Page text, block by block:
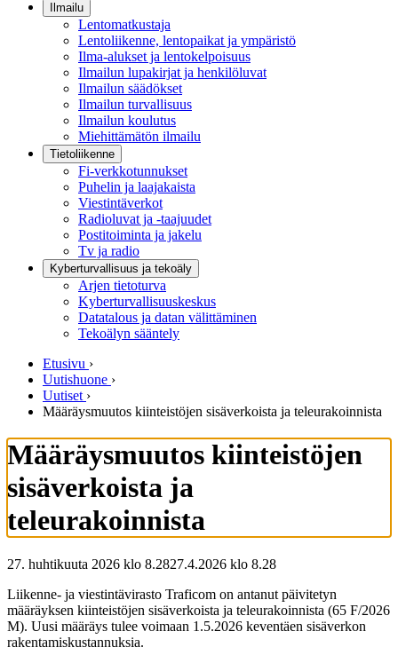
Ilmailu
Lentomatkustaja
Lentoliikenne, lentopaikat ja ympäristö
Ilma-alukset ja lentokelpoisuus
Ilmailun lupakirjat ja henkilöluvat
Ilmailun säädökset
Ilmailun turvallisuus
Ilmailun koulutus
Miehittämätön ilmailu
Tietoliikenne
Fi-verkkotunnukset
Puhelin ja laajakaista
Viestintäverkot
Radioluvat ja -taajuudet
Postitoiminta ja jakelu
Tv ja radio
Kyberturvallisuus ja tekoäly
Arjen tietoturva
Kyberturvallisuuskeskus
Datatalous ja datan välittäminen
Tekoälyn sääntely
Etusivu ›
Uutishuone ›
Uutiset ›
Määräysmuutos kiinteistöjen sisäverkoista ja teleurakoinnista
Määräysmuutos kiinteistöjen
sisäverkoista ja
teleurakoinnista
27. huhtikuuta 2026 klo 8.2827.4.2026 klo 8.28
Liikenne- ja viestintävirasto Traficom on antanut päivitetyn
määräyksen kiinteistöjen sisäverkoista ja teleurakoinnista (65 F/2026
M). Uusi määräys tulee voimaan 1.5.2026 keventäen sisäverkon
rakentamiskustannuksia.